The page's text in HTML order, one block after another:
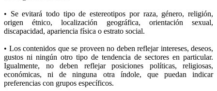
• Se evitará todo tipo de estereotipos por raza, género, religión,
origen étnico, localización geográfica, orientación sexual,
discapacidad, apariencia física o estrato social.
• Los contenidos que se proveen no deben reflejar intereses, deseos,
gustos ni ningún otro tipo de tendencia de sectores en particular.
Igualmente, no deben reflejar posiciones políticas, religiosas,
económicas, ni de ninguna otra índole, que puedan indicar
preferencias con grupos específicos.